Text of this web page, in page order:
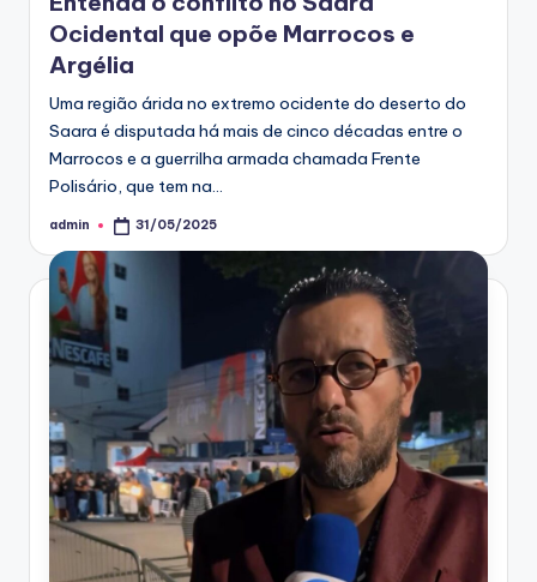
Ocidental que opõe Marrocos e
Argélia
Uma região árida no extremo ocidente do deserto do
Saara é disputada há mais de cinco décadas entre o
Marrocos e a guerrilha armada chamada Frente
Polisário, que tem na…
Posted
admin 31/05/2025